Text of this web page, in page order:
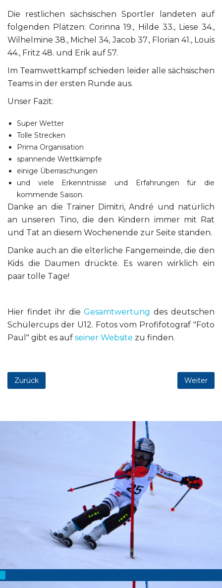
Die restlichen sächsischen Sportler landeten auf
folgenden Plätzen: Corinna 19., Hilde 33., Liese 34.,
Wilhelmine 38., Michel 34, Jacob 37., Florian 41., Louis
44., Fritz 48. und Erik auf 57.
Im Teamwettkampf schieden leider alle sächsischen
Teams in der ersten Runde aus.
Unser Fazit:
Super Wetter
Tolle Strecken
Prima Organisation
spannende Wettkämpfe
einige Überraschungen
und viele Erkenntnisse und Erfahrungen für die
kommende Saison.
Danke an die Trainer Dimitri, André und natürlich
an unseren Tino, die den Kindern immer mit Rat
und Tat an diesem Wochenende zur Seite standen.
Danke auch an die elterliche Fangemeinde, die den
Kids die Daumen drückte. Es waren wirklich ein
paar tolle Tage!
Hier findet ihr dieGesamtwertungdes deutschen
Schülercups der U12. Fotos vom Profifotograf "Foto
Paul" gibt es auf seiner Website zu finden.
Zurück Weiter